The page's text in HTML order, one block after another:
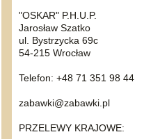
"OSKAR" P.H.U.P.
Jarosław Szatko
ul. Bystrzycka 69c
54-215 Wrocław
Telefon: +48 71 351 98 44
zabawki@zabawki.pl
PRZELEWY KRAJOWE: